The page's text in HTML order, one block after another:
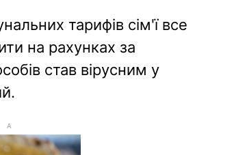
тарифів сім'ї все
на рахунках за
став вірусним у